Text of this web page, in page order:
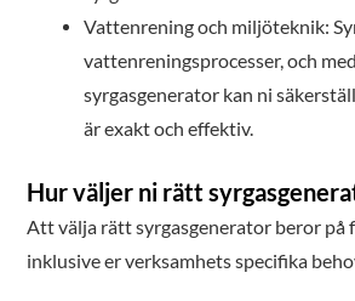
Vattenrening och miljöteknik:
vattenreningsprocesser, och
syrgasgenerator kan ni
är exakt och effektiv.
Hur väljer ni rätt
Att välja rätt syrgasgenerator beror på
inklusive er verksamhets specifika